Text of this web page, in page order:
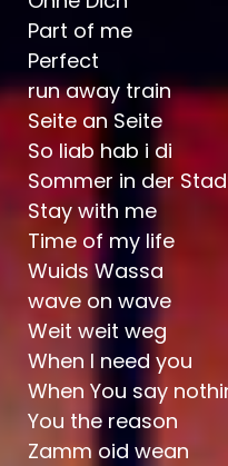
Part of me
Perfect
run away train
Seite an Seite
So liab hab i di
Sommer in der
Stay with me
Time of my life
Wuids Wassa
wave on wave
Weit weit weg
When I need you
When You say
You the reason
Zamm oid wean